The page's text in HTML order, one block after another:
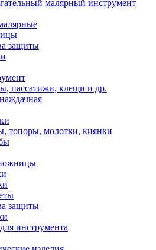
малярный инструмент
защиты
пассатижи, клещи и др.
топоры, молотки, киянки
защиты
инструмента